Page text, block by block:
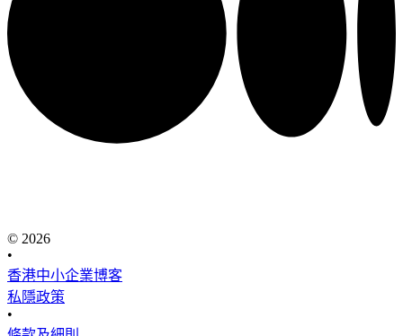
© 2026
•
香港中小企業博客
私隱政策
•